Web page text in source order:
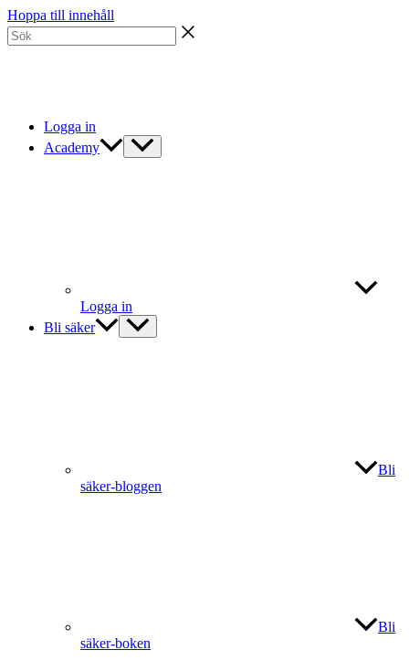
Hoppa till innehåll
Logga in
Academy
Logga in
Bli säker
Bli
säker-bloggen
Bli
säker-boken